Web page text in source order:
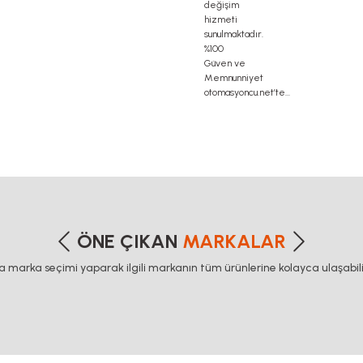
ÖNE ÇIKAN MARKALAR
marka seçimi yaparak ilgili markanın tüm ürünlerine kolayca